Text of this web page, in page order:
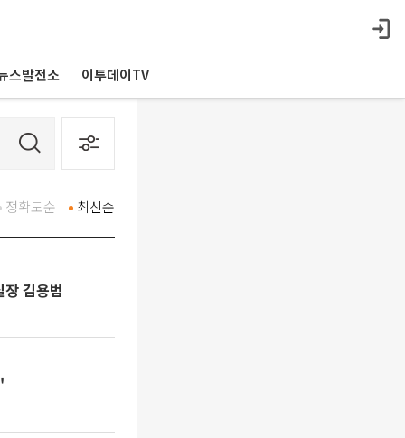
스발전소 이투데이TV
최신순
정확도순
김용범